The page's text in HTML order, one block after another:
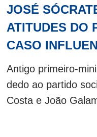
JOSÉ
ATITUDES DO
CASO
Antigo primeiro-
dedo ao partido
Costa e João